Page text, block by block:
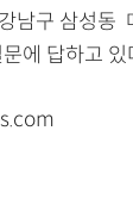
남구 삼성동
에 답하고 있